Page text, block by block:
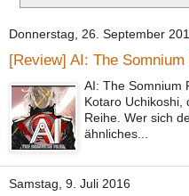
Donnerstag, 26. September
[Review] AI: The Somnium
AI: The Somnium
Kotaro Uchikoshi,
Reihe. Wer sich
ähnliches...
Samstag, 9. Juli 2016